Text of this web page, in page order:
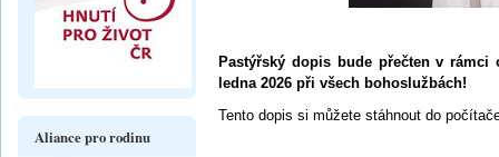
Pastýřský dopis bude přečten v
ledna 2026 při všech bohoslužbách!
Tento dopis si můžete stáhnout do
Aliance pro rodinu